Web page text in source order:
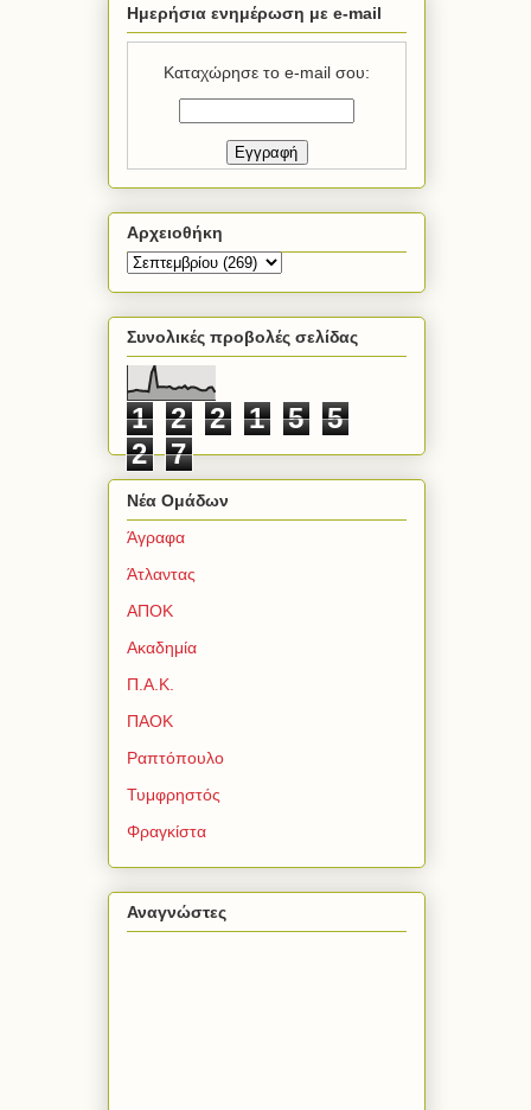
Ημερήσια ενημέρωση με e-mail
Καταχώρησε το e-mail σου:
Αρχειοθήκη
Συνολικές προβολές σελίδας
1 2 2 1 5
5
2
7
Νέα Ομάδων
Άγραφα
Άτλαντας
ΑΠΟΚ
Ακαδημία
Π.Α.Κ.
ΠΑΟΚ
Ραπτόπουλο
Τυμφρηστός
Φραγκίστα
Αναγνώστες